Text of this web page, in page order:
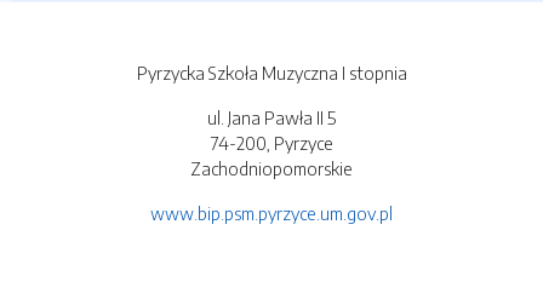
Pyrzycka Szkoła Muzyczna I stopnia
ul. Jana Pawła II 5
74-200, Pyrzyce
Zachodniopomorskie
www.bip.psm.pyrzyce.um.gov.pl